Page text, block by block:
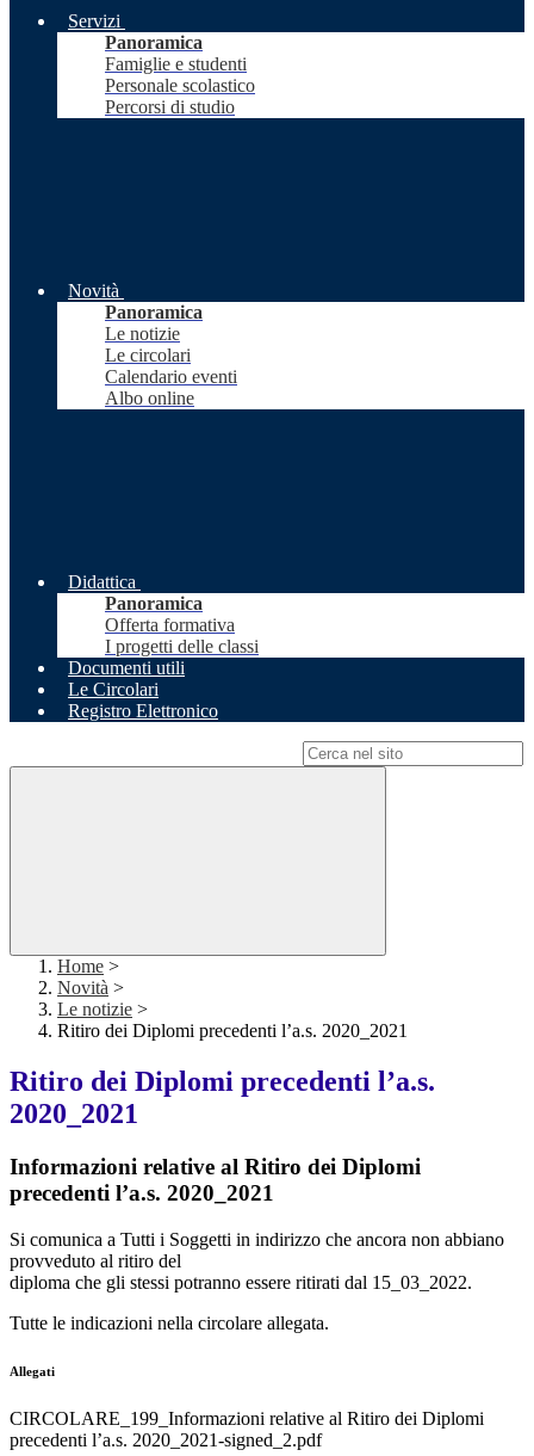
Servizi
Panoramica
Famiglie e studenti
Personale scolastico
Percorsi di studio
Novità
Panoramica
Le notizie
Le circolari
Calendario eventi
Albo online
Didattica
Panoramica
Offerta formativa
I progetti delle classi
Documenti utili
Le Circolari
Registro Elettronico
Home >
Novità >
Le notizie >
Ritiro dei Diplomi precedenti l’a.s. 2020_2021
Ritiro dei Diplomi precedenti l’a.s.
2020_2021
Informazioni relative al Ritiro dei Diplomi
precedenti l’a.s. 2020_2021
Si comunica a Tutti i Soggetti in indirizzo che ancora non abbiano
provveduto al ritiro del
diploma che gli stessi potranno essere ritirati dal 15_03_2022.
Tutte le indicazioni nella circolare allegata.
Allegati
CIRCOLARE_199_Informazioni relative al Ritiro dei Diplomi
precedenti l’a.s. 2020_2021-signed_2.pdf